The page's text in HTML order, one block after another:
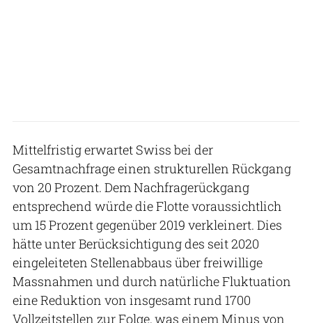
Mittelfristig erwartet Swiss bei der
Gesamtnachfrage einen strukturellen Rückgang
von 20 Prozent. Dem Nachfragerückgang
entsprechend würde die Flotte voraussichtlich
um 15 Prozent gegenüber 2019 verkleinert. Dies
hätte unter Berücksichtigung des seit 2020
eingeleiteten Stellenabbaus über freiwillige
Massnahmen und durch natürliche Fluktuation
eine Reduktion von insgesamt rund 1700
Vollzeitstellen zur Folge, was einem Minus von